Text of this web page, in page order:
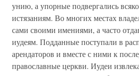
унию, а упорные подвергались
истязаниям. Во многих местах
сами своими имениями, а часто
иудеям. Подданные поступали в
арендаторов и вместе с ними к
православные церкви. Иудеи